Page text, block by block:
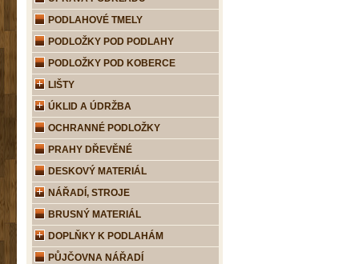
PODLAHOVÉ TMELY
PODLOŽKY POD PODLAHY
PODLOŽKY POD KOBERCE
LIŠTY
ÚKLID A ÚDRŽBA
OCHRANNÉ PODLOŽKY
PRAHY DŘEVĚNÉ
DESKOVÝ MATERIÁL
NÁŘADÍ, STROJE
BRUSNÝ MATERIÁL
DOPLŇKY K PODLAHÁM
PŮJČOVNA NÁŘADÍ